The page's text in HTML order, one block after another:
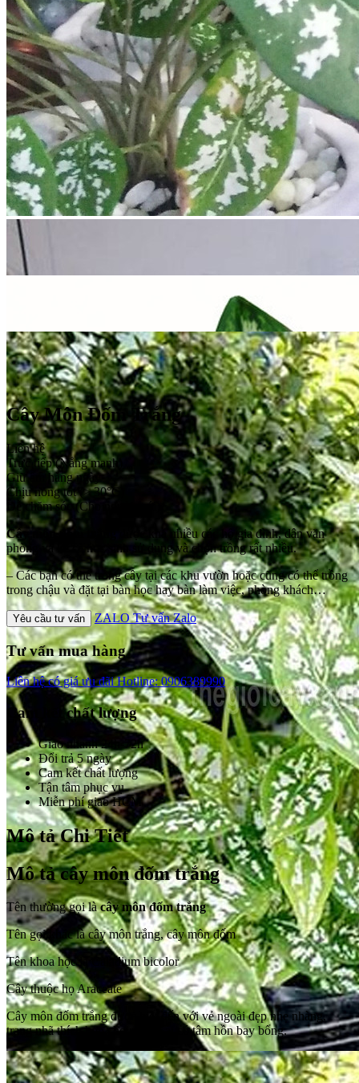
Cây Môn Đốm Trắng
Liên hệ
Trực tiếp (Nắng mạnh)
Giữ ẩm hàng ngày
Chịu nóng tốt (> 30°C)
Dễ chăm sóc (Cho người mới)
Cây môn đốm trắng
được khá nhiều các hộ gia đình, dân văn
phòng và kể cả hoc sinh sử dụng và chọn trồng rất nhiều.
– Các bạn có thể trồng cây tại các khu vườn hoặc cũng có thể trồng
trong chậu và đặt tại bàn học hay bàn làm việc, phòng khách…
Yêu cầu tư vấn ZALO Tư vấn Zalo
Tư vấn mua hàng
Liên hệ có giá ưu đãiHotline: 0906389990
Cam kết chất lượng
Giao nhanh 24h-72h
Đổi trả 5 ngày
Cam kết chất lượng
Tận tâm phục vụ
Miễn phí giao HCM
Mô tả Chi Tiết
Mô tả cây môn đốm trắng
Tên thường gọi làcây môn đốm trắng
Tên gọi khác là cây môn trắng, cây môn đốm
Tên khoa học là Caladium bicolor
Cây thuộc họ Araceate
Cây môn đốm trắng được biết đến với vẻ ngoài đẹp nhẹ nhàng,
trang nhã thích hợp cho những ai có tâm hồn bay bổng.